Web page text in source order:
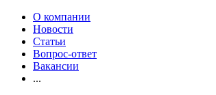
О компании
Новости
Статьи
Вопрос-ответ
Вакансии
...